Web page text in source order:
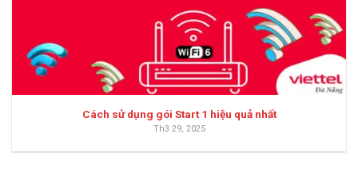
Cách sử dụng gói Start 1 hiệu quả nhất
Th3 29, 2025